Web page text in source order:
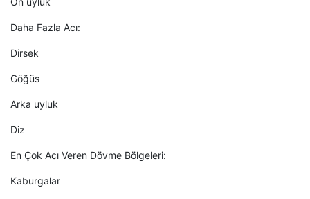
Daha Fazla Acı:
Dirsek
Göğüs
Arka uyluk
Diz
En Çok Acı Veren Dövme Bölgeleri:
Kaburgalar